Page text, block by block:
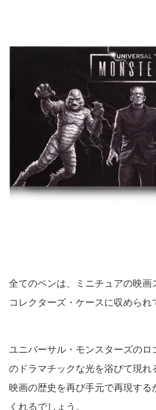
全てのペンは、ミニチュアの映画
コレクターズ・ケースに収められ
ユニバーサル・モンスターズのロ
のドラマチックな光を浴びて現れ
映画の歴史を再び手元で再現する
くれるでしょう。